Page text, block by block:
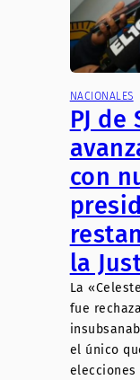
NACIONALES
PJ de
con
la
La
fue
el único
elecciones